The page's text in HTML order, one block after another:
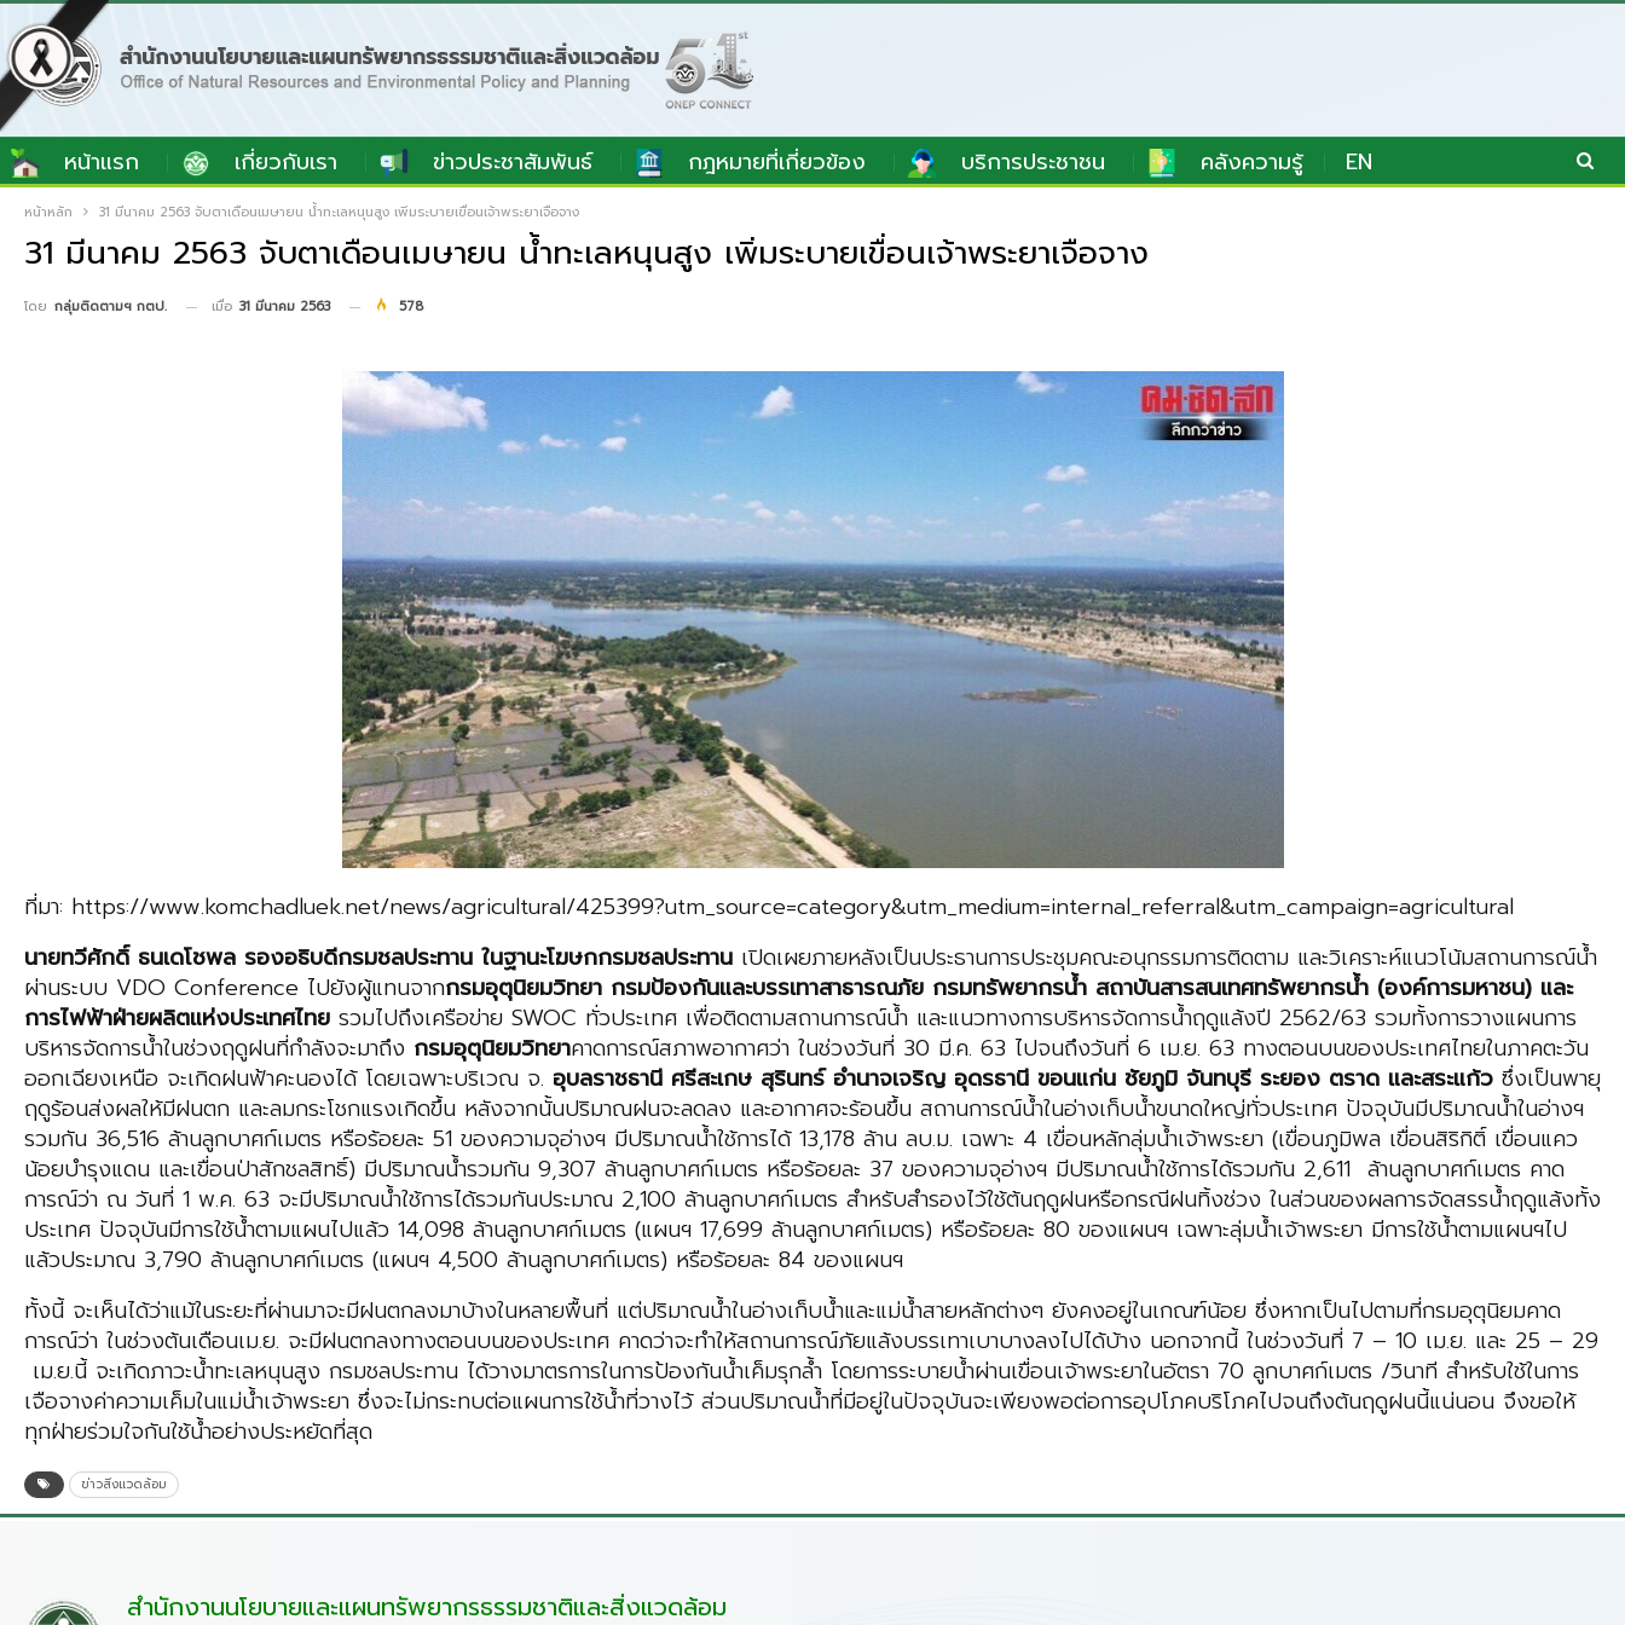
หน้าแรก เกี่ยวกับเรา ข่าวประชาสัมพันธ์ กฎหมายที่เกี่ยวข้อง บริการประชาชน คลังความรู้ EN
หน้าหลัก 31 มีนาคม 2563 จับตาเดือนเมษายน น้ำทะเลหนุนสูง เพิ่มระบายเขื่อนเจ้าพระยาเจือจาง
31 มีนาคม 2563 จับตาเดือนเมษายน น้ำทะเลหนุนสูง เพิ่มระบายเขื่อนเจ้าพระยาเจือจาง
โดย กลุ่มติดตามฯ กตป. เมื่อ 31 มีนาคม 2563 578
ที่มา: https://www.komchadluek.net/news/agricultural/425399?utm_source=category&utm_medium=internal_referral&utm_campaign=agricultural
นายทวีศักดิ์ ธนเดโชพล รองอธิบดีกรมชลประทาน ในฐานะโฆษกกรมชลประทาน เปิดเผยภายหลังเป็นประธานการประชุมคณะอนุกรรมการติดตาม และวิเคราะห์แนวโน้มสถานการณ์น้ำ
ผ่านระบบ VDO Conference ไปยังผู้แทนจากกรมอุตุนิยมวิทยา กรมป้องกันและบรรเทาสาธารณภัย กรมทรัพยากรน้ำ สถาบันสารสนเทศทรัพยากรน้ำ (องค์การมหาชน) และ
การไฟฟ้าฝ่ายผลิตแห่งประเทศไทย รวมไปถึงเครือข่าย SWOC ทั่วประเทศ เพื่อติดตามสถานการณ์น้ำ และแนวทางการบริหารจัดการน้ำฤดูแล้งปี 2562/63 รวมทั้งการวางแผนการ
บริหารจัดการน้ำในช่วงฤดูฝนที่กำลังจะมาถึง กรมอุตุนิยมวิทยาคาดการณ์สภาพอากาศว่า ในช่วงวันที่ 30 มี.ค. 63 ไปจนถึงวันที่ 6 เม.ย. 63 ทางตอนบนของประเทศไทยในภาคตะวัน
ออกเฉียงเหนือ จะเกิดฝนฟ้าคะนองได้ โดยเฉพาะบริเวณ จ. อุบลราชธานี ศรีสะเกษ สุรินทร์ อำนาจเจริญ อุดรธานี ขอนแก่น ชัยภูมิ จันทบุรี ระยอง ตราด และสระแก้ว ซึ่งเป็นพายุ
ฤดูร้อนส่งผลให้มีฝนตก และลมกระโชกแรงเกิดขึ้น หลังจากนั้นปริมาณฝนจะลดลง และอากาศจะร้อนขึ้น สถานการณ์น้ำในอ่างเก็บน้ำขนาดใหญ่ทั่วประเทศ ปัจจุบันมีปริมาณน้ำในอ่างฯ
รวมกัน 36,516 ล้านลูกบาศก์เมตร หรือร้อยละ 51 ของความจุอ่างฯ มีปริมาณน้ำใช้การได้ 13,178 ล้าน ลบ.ม. เฉพาะ 4 เขื่อนหลักลุ่มน้ำเจ้าพระยา (เขื่อนภูมิพล เขื่อนสิริกิติ์ เขื่อนแคว
น้อยบำรุงแดน และเขื่อนป่าสักชลสิทธิ์) มีปริมาณน้ำรวมกัน 9,307 ล้านลูกบาศก์เมตร หรือร้อยละ 37 ของความจุอ่างฯ มีปริมาณน้ำใช้การได้รวมกัน 2,611 ล้านลูกบาศก์เมตร คาด
การณ์ว่า ณ วันที่ 1 พ.ค. 63 จะมีปริมาณน้ำใช้การได้รวมกันประมาณ 2,100 ล้านลูกบาศก์เมตร สำหรับสำรองไว้ใช้ต้นฤดูฝนหรือกรณีฝนทิ้งช่วง ในส่วนของผลการจัดสรรน้ำฤดูแล้งทั้ง
ประเทศ ปัจจุบันมีการใช้น้ำตามแผนไปแล้ว 14,098 ล้านลูกบาศก์เมตร (แผนฯ 17,699 ล้านลูกบาศก์เมตร) หรือร้อยละ 80 ของแผนฯ เฉพาะลุ่มน้ำเจ้าพระยา มีการใช้น้ำตามแผนฯไป
แล้วประมาณ 3,790 ล้านลูกบาศก์เมตร (แผนฯ 4,500 ล้านลูกบาศก์เมตร) หรือร้อยละ 84 ของแผนฯ
ทั้งนี้ จะเห็นได้ว่าแม้ในระยะที่ผ่านมาจะมีฝนตกลงมาบ้างในหลายพื้นที่ แต่ปริมาณน้ำในอ่างเก็บน้ำและแม่น้ำสายหลักต่างๆ ยังคงอยู่ในเกณฑ์น้อย ซึ่งหากเป็นไปตามที่กรมอุตุนิยมคาด
การณ์ว่า ในช่วงต้นเดือนเม.ย. จะมีฝนตกลงทางตอนบนของประเทศ คาดว่าจะทำให้สถานการณ์ภัยแล้งบรรเทาเบาบางลงไปได้บ้าง นอกจากนี้ ในช่วงวันที่ 7 – 10 เม.ย. และ 25 – 29
เม.ย.นี้ จะเกิดภาวะน้ำทะเลหนุนสูง กรมชลประทาน ได้วางมาตรการในการป้องกันน้ำเค็มรุกล้ำ โดยการระบายน้ำผ่านเขื่อนเจ้าพระยาในอัตรา 70 ลูกบาศก์เมตร /วินาที สำหรับใช้ในการ
เจือจางค่าความเค็มในแม่น้ำเจ้าพระยา ซึ่งจะไม่กระทบต่อแผนการใช้น้ำที่วางไว้ ส่วนปริมาณน้ำที่มีอยู่ในปัจจุบันจะเพียงพอต่อการอุปโภคบริโภคไปจนถึงต้นฤดูฝนนี้แน่นอน จึงขอให้
ทุกฝ่ายร่วมใจกันใช้น้ำอย่างประหยัดที่สุด
ข่าวสิ่งแวดล้อม
สำนักงานนโยบายและแผนทรัพยากรธรรมชาติและสิ่งแวดล้อม